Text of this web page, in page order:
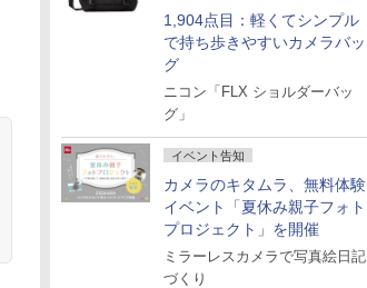
1,904点目：軽くてシンプル
で持ち歩きやすいカメラバッ
グ
ニコン「FLX ショルダーバッ
グ」
イベント告知
カメラのキタムラ、無料体験
イベント「夏休み親子フォト
プロジェクト」を開催
ミラーレスカメラで写真絵日記
づくり